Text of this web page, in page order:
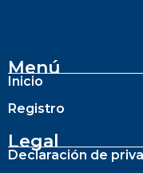
Menú
Inicio
Registro
Legal
Declaración de